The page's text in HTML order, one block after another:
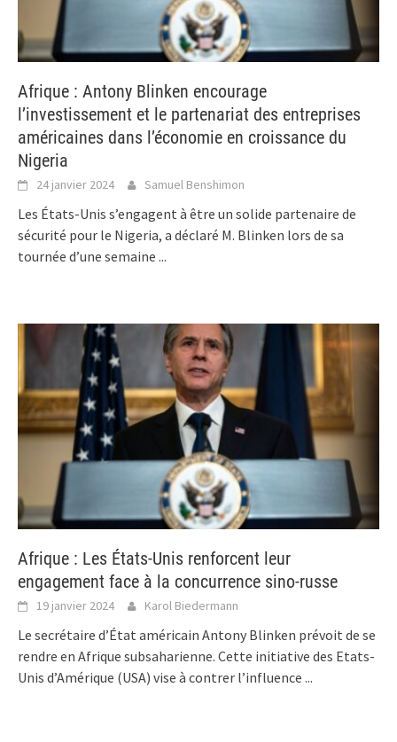
Afrique : Antony Blinken encourage
l’investissement et le partenariat des entreprises
américaines dans l’économie en croissance du
Nigeria
24 janvier 2024 Samuel Benshimon
Les États-Unis s’engagent à être un solide partenaire de
sécurité pour le Nigeria, a déclaré M. Blinken lors de sa
tournée d’une semaine ...
Afrique : Les États-Unis renforcent leur
engagement face à la concurrence sino-russe
19 janvier 2024 Karol Biedermann
Le secrétaire d’État américain Antony Blinken prévoit de se
rendre en Afrique subsaharienne. Cette initiative des Etats-
Unis d’Amérique (USA) vise à contrer l’influence ...